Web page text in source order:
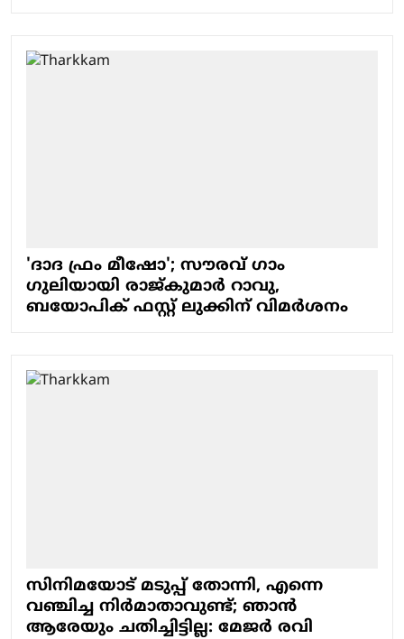
'ദാദ ഫ്രം മീഷോ'; ​സൗരവ് ​ഗാം​
ഗുലിയായി രാജ്കുമാർ റാവു,
ബയോപിക് ഫസ്റ്റ് ലുക്കിന് വിമർശനം
സിനിമയോട് മടുപ്പ് തോന്നി, എന്നെ
വഞ്ചിച്ച നിര്‍മാതാവുണ്ട്; ഞാന്‍
ആരേയും ചതിച്ചിട്ടില്ല: മേജര്‍ രവി